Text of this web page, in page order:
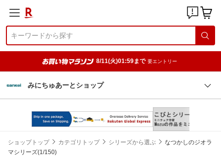
8/11(火)01:59まで 要エントリー
みにちゅあーとショップ
ショップトップ カテゴリトップ シリーズから選ぶ
なつかしのジオラ
マシリーズ(1/150)